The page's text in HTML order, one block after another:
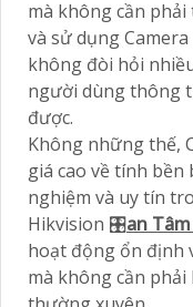
mà không cần phải
và sử dụng
không đòi hỏi
người dùng thông
được.
Không những thế,
giá cao về tính bền
nghiệm và uy tín
Hikvision 🎛an Tâm
hoạt động ổn định
mà không cần